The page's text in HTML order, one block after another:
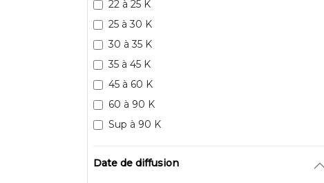
22 à 25 K
25 à 30 K
30 à 35 K
35 à 45 K
45 à 60 K
60 à 90 K
Sup à 90 K
Date de diffusion